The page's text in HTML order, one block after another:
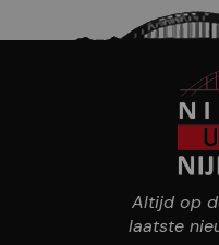
Altijd op
laatste